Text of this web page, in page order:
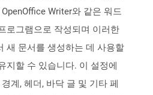
Writer와 같은 워드
로그램으로 작성되며 이러한
새 문서를 생성하는 데 사용할
지할 수 있습니다. 이 설정에
계, 헤더, 바닥 글 및 기타 페